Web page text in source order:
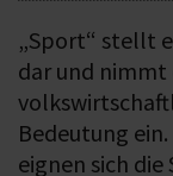
„Sport“ stellt
dar und
Bedeutung
eignen sich